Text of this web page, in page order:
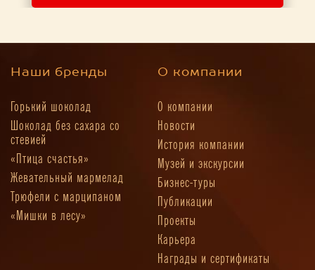
Наши бренды
Горький шоколад
Шоколад без сахара со
стевией
«Птица счастья»
Жевательный мармелад
Трюфели с марципаном
«Мишки в лесу»
О компании
О компании
Новости
История компании
Музей и экскурсии
Бизнес-туры
Публикации
Проекты
Карьера
Награды и сертификаты